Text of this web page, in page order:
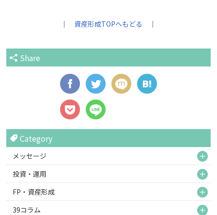
｜ 資産形成TOPへもどる ｜
Share
Category
メッセージ
投資・運用
FP・資産形成
39コラム